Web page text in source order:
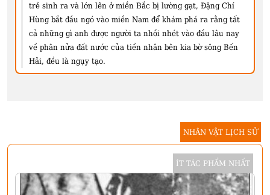
trẻ sinh ra và lớn lên ở miền Bắc bị lường gạt, Đặng Chí
Hùng bắt đầu ngó vào miền Nam để khám phá ra rằng tất
cả những gì anh được người ta nhồi nhét vào đầu lâu nay
về phân nửa đất nước của tiền nhân bên kia bờ sông Bến
Hải, đều là ngụy tạo.
NHÂN VẬT LỊCH SỬ
ÍT TÁC PHẨM NHẤT